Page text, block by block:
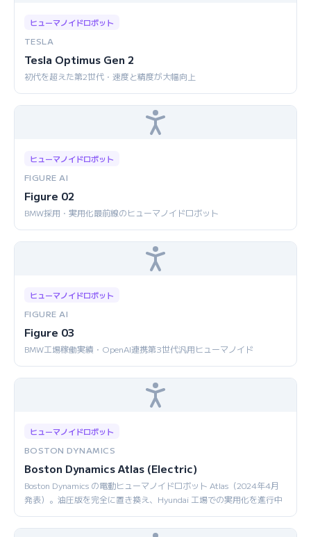
ヒューマノイドロボット
TESLA
Tesla Optimus Gen 2
初代を超えた第2世代・速度と精度が大幅向上
ヒューマノイドロボット
FIGURE AI
Figure 02
BMW採用・実用化最前線のヒューマノイドロボット
ヒューマノイドロボット
FIGURE AI
Figure 03
BMW工場稼働実績・OpenAI連携第3世代汎用ヒューマノイド
ヒューマノイドロボット
BOSTON DYNAMICS
Boston Dynamics Atlas (Electric)
Boston Dynamics の電動ヒューマノイドロボット Atlas（2024年4月
発表）。油圧版を完全に置き換え、Hyundai 工場での実用化を進行中